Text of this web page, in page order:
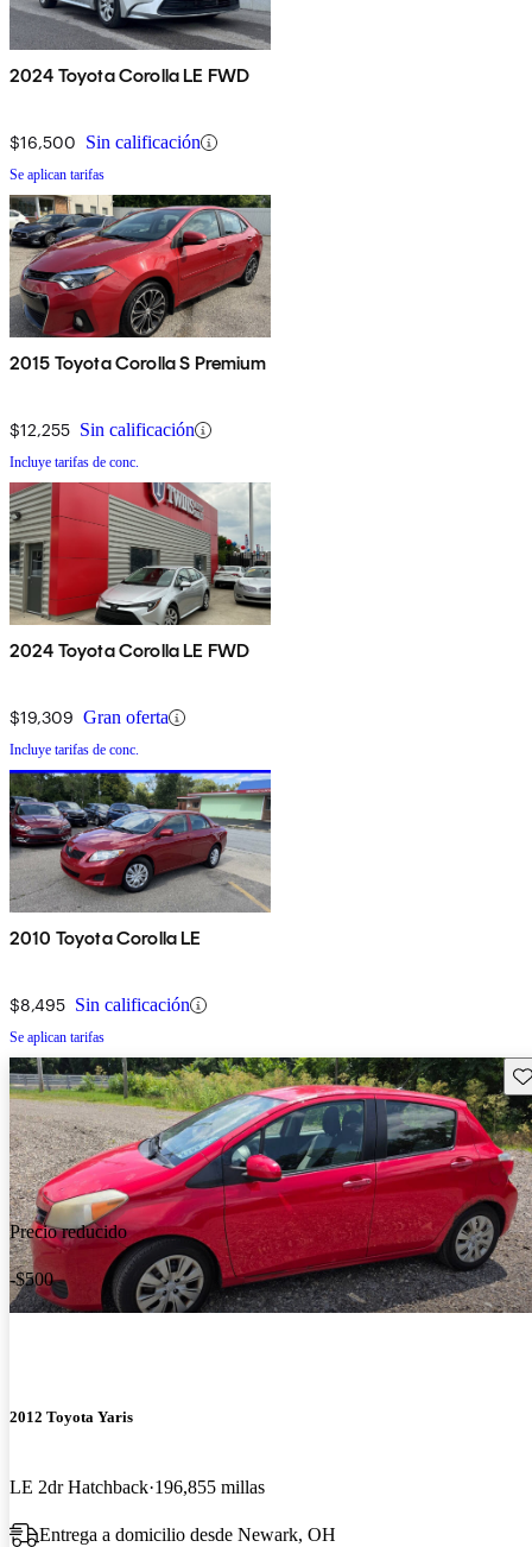
2024 Toyota Corolla LE FWD
$16,500 Sin calificación
Se aplican tarifas
2015 Toyota Corolla S Premium
$12,255 Sin calificación
Incluye tarifas de conc.
2024 Toyota Corolla LE FWD
$19,309 Gran oferta
Incluye tarifas de conc.
2010 Toyota Corolla LE
$8,495 Sin calificación
Se aplican tarifas
Precio reducido
-$500
2012 Toyota Yaris
LE 2dr Hatchback 196,855 millas
Entrega a domicilio desde Newark, OH